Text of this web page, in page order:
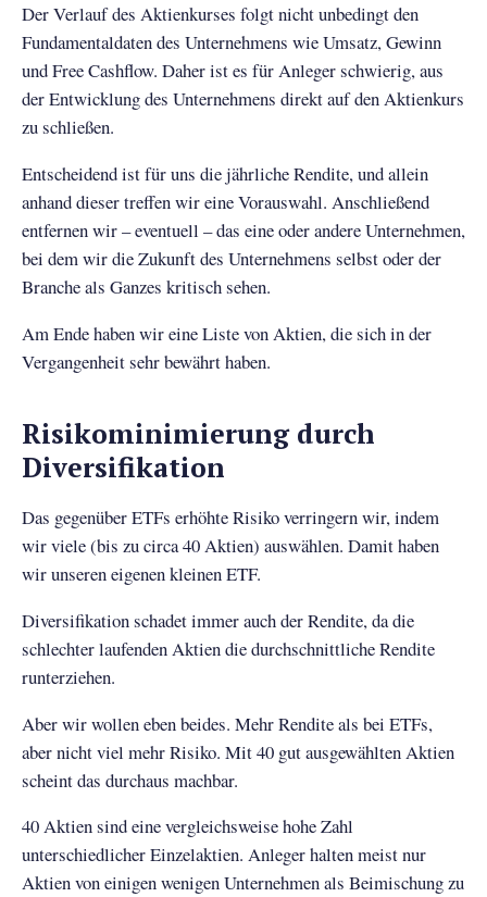
Der Verlauf des Aktienkurses folgt nicht unbedingt den
Fundamentaldaten des Unternehmens wie Umsatz, Gewinn
und Free Cashflow. Daher ist es für Anleger schwierig, aus
der Entwicklung des Unternehmens direkt auf den Aktienkurs
zu schließen.
Entscheidend ist für uns die jährliche Rendite, und allein
anhand dieser treffen wir eine Vorauswahl. Anschließend
entfernen wir – eventuell – das eine oder andere Unternehmen,
bei dem wir die Zukunft des Unternehmens selbst oder der
Branche als Ganzes kritisch sehen.
Am Ende haben wir eine Liste von Aktien, die sich in der
Vergangenheit sehr bewährt haben.
Risikominimierung durch
Diversifikation
Das gegenüber ETFs erhöhte Risiko verringern wir, indem
wir viele (bis zu circa 40 Aktien) auswählen. Damit haben
wir unseren eigenen kleinen ETF.
Diversifikation schadet immer auch der Rendite, da die
schlechter laufenden Aktien die durchschnittliche Rendite
runterziehen.
Aber wir wollen eben beides. Mehr Rendite als bei ETFs,
aber nicht viel mehr Risiko. Mit 40 gut ausgewählten Aktien
scheint das durchaus machbar.
40 Aktien sind eine vergleichsweise hohe Zahl
unterschiedlicher Einzelaktien. Anleger halten meist nur
Aktien von einigen wenigen Unternehmen als Beimischung zu